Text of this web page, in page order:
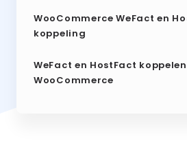
WooCommerce WeFact en
koppeling
WeFact en HostFact
WooCommerce